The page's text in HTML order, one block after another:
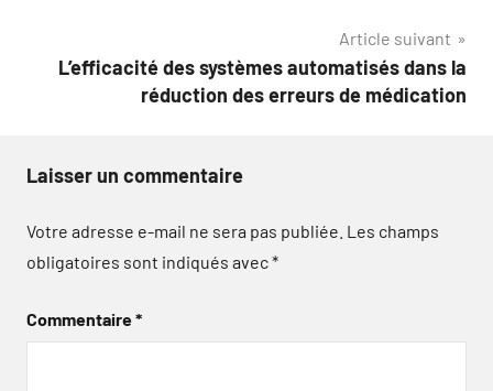
Article suivant
L’efficacité des systèmes automatisés dans la
réduction des erreurs de médication
Laisser un commentaire
Votre adresse e-mail ne sera pas publiée. Les champs
obligatoires sont indiqués avec*
Commentaire*